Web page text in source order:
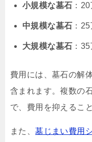
小規模な墓石 ：
中規模な墓石 ：
大規模な墓石 ：
費用には、墓石の解
含まれます。複数の
で、費用を抑えるこ
また、墓じまい費用